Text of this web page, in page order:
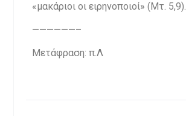
«μακάριοι οι ειρηνοποιοί» (Μτ. 5,9).
——————–
Μετάφραση: π.Λ